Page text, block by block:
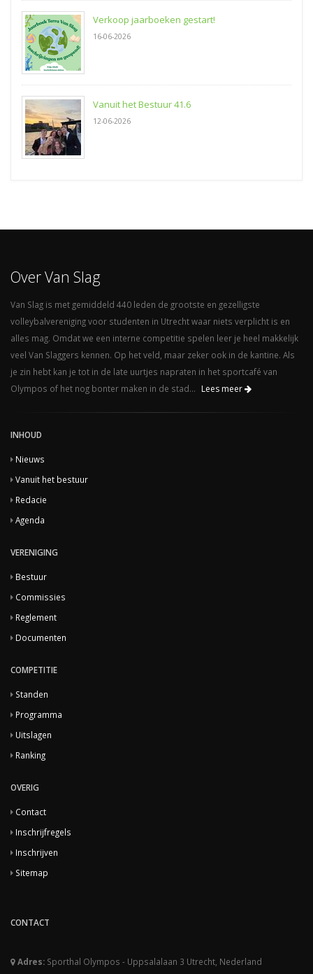
Verkoop jaarboeken gestart!
16-06-2026
Vanuit het Bestuur 41.6
12-06-2026
Over Van Slag
Van Slag is met gemiddeld 440 leden de grootste en gezelligste
volleybalvereniging voor studenten in Utrecht waar niets verplicht is en
alles mag. Omdat we een interne competitie spelen leer je heel makkelijk
veel Van Slaggers kennen. Op het veld, maar zeker ook in de kantine. Als
je zin hebt kan je tot in de late uurtjes napraten in het sportcafé van
Olympos of het nog bonter maken in de stad...
Lees meer
INHOUD
Nieuws
Vanuit het bestuur
Redacie
Agenda
VERENIGING
Bestuur
Commissies
Reglement
Documenten
COMPETITIE
Standen
Programma
Uitslagen
Ranking
OVERIG
Contact
Inschrijfregels
Inschrijven
Sitemap
CONTACT
Adres: Sporthal Olympos - Uppsalalaan 3 Utrecht, Nederland